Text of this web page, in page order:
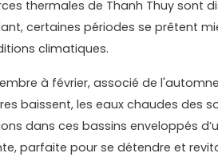
thermales de Thanh Thuy sont
certaines périodes se prêtent
climatiques.
à février, associé de
baissent, les eaux chaudes des
dans ces bassins enveloppés
parfaite pour se détendre et